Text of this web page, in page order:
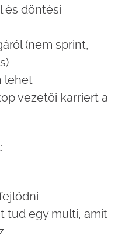
és döntési
(nem sprint,
lehet
vezetői karriert a
tud egy multi, amit